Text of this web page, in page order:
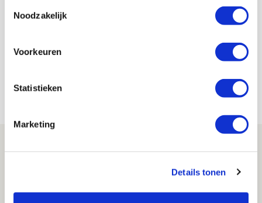
Noodzakelijk
Voorkeuren
Statistieken
Marketing
Details tonen
PRIJSVRAAG